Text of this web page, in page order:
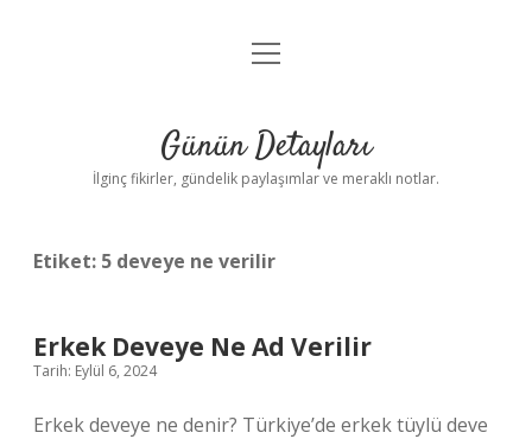
Gizlilik Politikası
Yasal Uyarı
menüyü
Günün Detayları
İlginç fikirler, gündelik paylaşımlar ve meraklı notlar.
Etiket: 5 deveye ne verilir
Erkek Deveye Ne Ad Verilir
Tarih: Eylül 6, 2024
Erkek deveye ne denir? Türkiye’de erkek tüylü deve